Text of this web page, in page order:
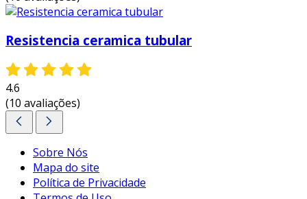
Resistencia ceramica tubular​
4.6
(10 avaliações)
Sobre Nós
Mapa do site
Política de Privacidade